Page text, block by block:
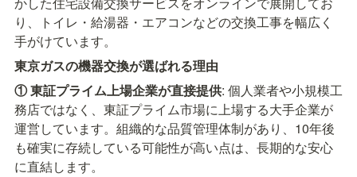
り、トイレ・給湯器・エアコンなどの交換工事を幅広く
手がけています。
東京ガスの機器交換が選ばれる理由
① 東証プライム上場企業が直接提供: 個人業者や小規模工
務店ではなく、東証プライム市場に上場する大手企業が
運営しています。組織的な品質管理体制があり、10年後
も確実に存続している可能性が高い点は、長期的な安心
に直結します。